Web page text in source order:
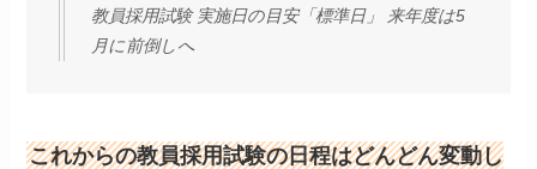
教員採用試験 実施日の目安「標準日」 来年度は5
月に前倒しへ
これからの教員採用試験の日程はどんどん変動し